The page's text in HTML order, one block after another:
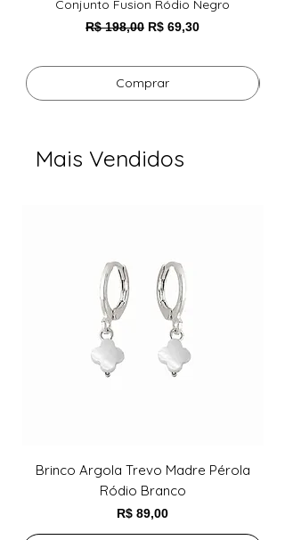
Conjunto Fusion Ródio Negro
Preço normal
R$ 198,00 Preço promocional
R$ 69,30
Comprar
Mais Vendidos
Brinco Argola Trevo Madre Pérola
Ródio Branco
Preço
R$ 89,00